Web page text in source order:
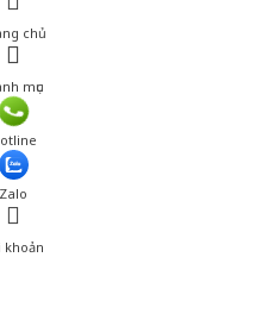
chủ
mục
Zalo
khoản